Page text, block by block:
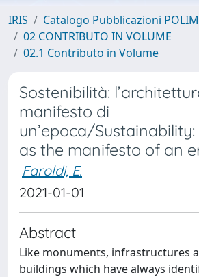
IRIS
Catalogo Pubblicazioni
02 CONTRIBUTO IN VOLUME
02.1 Contributo in Volume
Sostenibilità:
manifesto di
un’epoca/
as the manifesto of an
Faroldi, E.
2021-01-01
Abstract
Like monuments, infrastructures
buildings which have always